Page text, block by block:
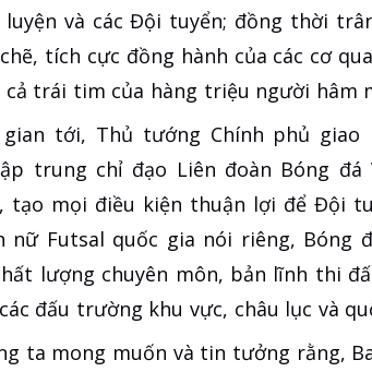
luyện và các Đội tuyển; đồng thời
tích cực đồng hành của các cơ
cả trái tim của hàng triệu người hâm
tới, Thủ tướng Chính phủ
trung chỉ đạo Liên đoàn Bóng
tạo mọi điều kiện thuận lợi để Đội
nữ Futsal quốc gia nói riêng, Bóng
lượng chuyên môn, bản lĩnh thi
đấu trường khu vực, châu lục và
ta mong muốn và tin tưởng rằng,